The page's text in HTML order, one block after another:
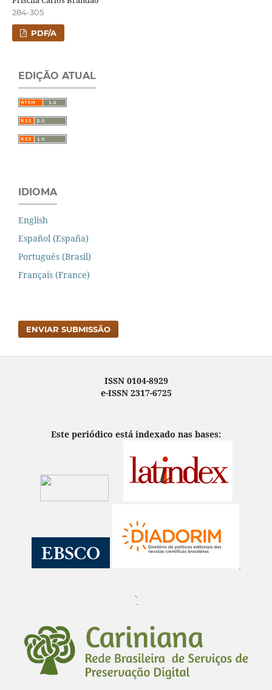
284-305
PDF/A
EDIÇÃO ATUAL
IDIOMA
English
Español (España)
Português (Brasil)
Français (France)
ENVIAR SUBMISSÃO
ISSN 0104-8929
e-ISSN 2317-6725
Este periódico está indexado nas bases:
¨